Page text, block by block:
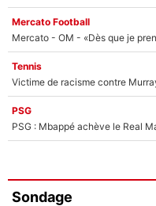
Mercato Football
Tennis
PSG
PSG : Mbappé achève le Real
Sondage